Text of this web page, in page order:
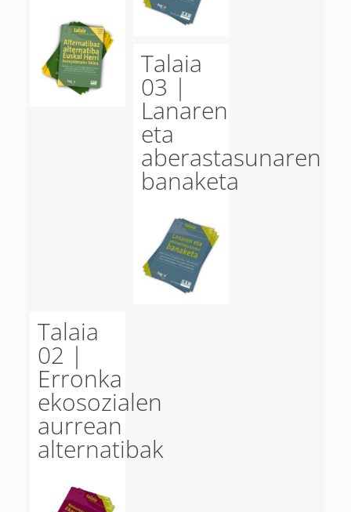
Talaia
03 |
Lanaren
eta
aberastasunaren
banaketa
Talaia
02 |
Erronka
ekosozialen
aurrean
alternatibak